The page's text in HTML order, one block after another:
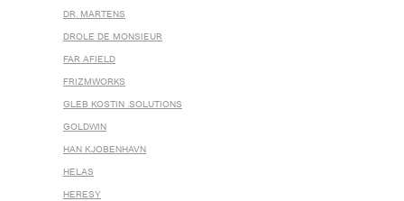
DR. MARTENS
DROLE DE MONSIEUR
FAR AFIELD
FRIZMWORKS
GLEB KOSTIN .SOLUTIONS
GOLDWIN
HAN KJOBENHAVN
HELAS
HERESY